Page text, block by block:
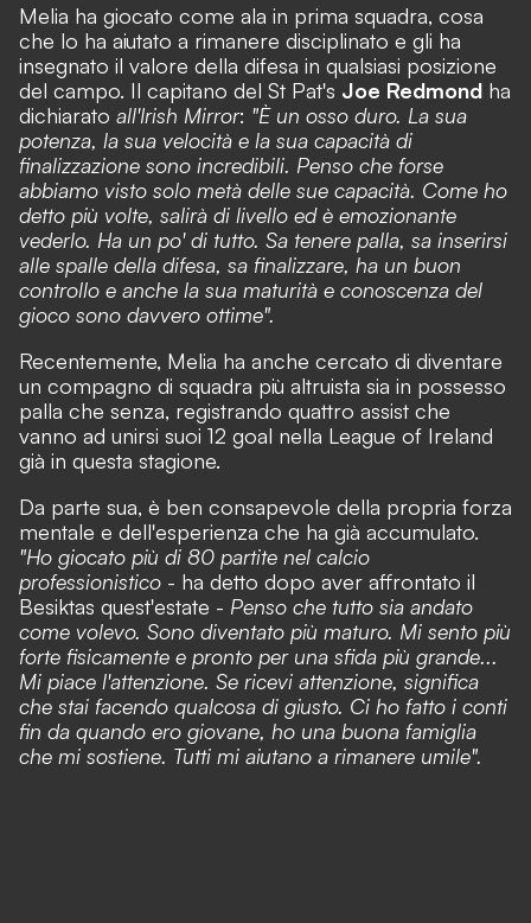
Melia ha giocato come ala in prima squadra, cosa
che lo ha aiutato a rimanere disciplinato e gli ha
insegnato il valore della difesa in qualsiasi posizione
del campo. Il capitano del St Pat's Joe Redmond ha
dichiarato all'Irish Mirror: "È un osso duro. La sua
potenza, la sua velocità e la sua capacità di
finalizzazione sono incredibili. Penso che forse
abbiamo visto solo metà delle sue capacità. Come ho
detto più volte, salirà di livello ed è emozionante
vederlo. Ha un po' di tutto. Sa tenere palla, sa inserirsi
alle spalle della difesa, sa finalizzare, ha un buon
controllo e anche la sua maturità e conoscenza del
gioco sono davvero ottime".
Recentemente, Melia ha anche cercato di diventare
un compagno di squadra più altruista sia in possesso
palla che senza, registrando quattro assist che
vanno ad unirsi suoi 12 goal nella League of Ireland
già in questa stagione.
Da parte sua, è ben consapevole della propria forza
mentale e dell'esperienza che ha già accumulato.
"Ho giocato più di 80 partite nel calcio
professionistico - ha detto dopo aver affrontato il
Besiktas quest'estate - Penso che tutto sia andato
come volevo. Sono diventato più maturo. Mi sento più
forte fisicamente e pronto per una sfida più grande...
Mi piace l'attenzione. Se ricevi attenzione, significa
che stai facendo qualcosa di giusto. Ci ho fatto i conti
fin da quando ero giovane, ho una buona famiglia
che mi sostiene. Tutti mi aiutano a rimanere umile".